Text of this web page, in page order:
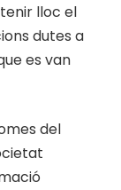
lloc el
dutes a
es van
del